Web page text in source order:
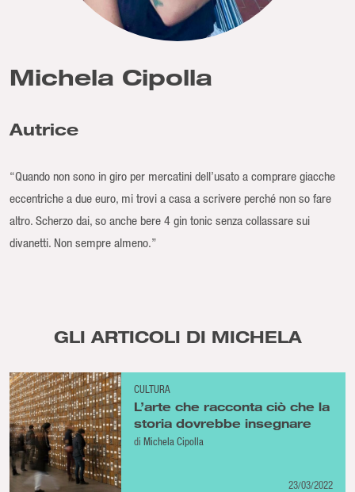
Michela Cipolla
Autrice
“Quando non sono in giro per mercatini dell’usato a comprare giacche
eccentriche a due euro, mi trovi a casa a scrivere perché non so fare
altro. Scherzo dai, so anche bere 4 gin tonic senza collassare sui
divanetti. Non sempre almeno.”
GLI ARTICOLI DI MICHELA
CULTURA
L’arte che racconta ciò che la
storia dovrebbe insegnare
diMichela Cipolla
23/03/2022